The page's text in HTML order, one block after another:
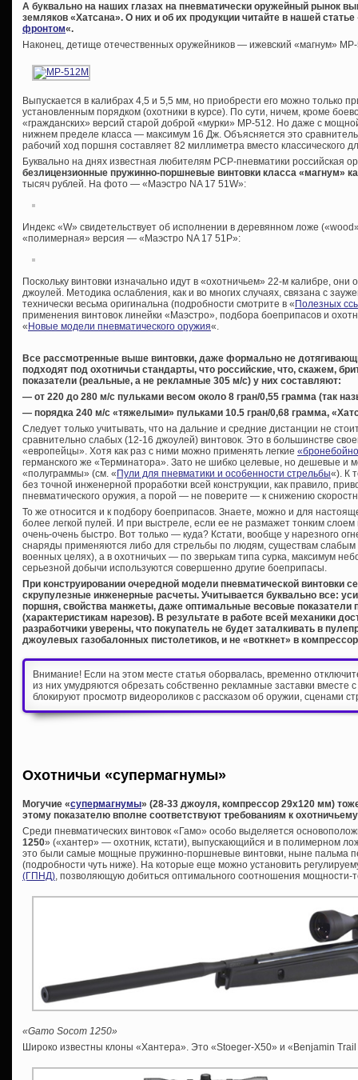
А буквально на наших глазах на пневматически оружейный рынок
земляков «Хатсана». О них и об их продукции читайте в нашей статье
фронтом«.
Наконец, детище отечественных оружейников — ижевский «магнум»
Выпускается в калибрах 4,5 и 5,5 мм, но приобрести его можно только
установленным порядком (охотники в курсе). По сути, ничем, кроме
«гражданских» версий старой доброй «мурки» МР-512. Но даже с
нижнем пределе класса — максимум 16 Дж. Объясняется это
рабочий ход поршня составляет 82 миллиметра вместо классического
Буквально на днях известная любителям PCP-пневматики российская
безлицензионные пружинно-поршневые винтовки класса «магнум»
тысяч рублей. На фото — «Маэстро NA 17 51W»:
Индекс «W» свидетельствует об исполнении в деревянном ложе
«полимерная» версия — «Маэстро NA 17 51P»:
Поскольку винтовки изначально идут в «охотничьем» 22-м калибре,
джоулей. Методика ослабления, как и во многих случаях, связана с
технически весьма оригинальна (подробности смотрите в « Полезных
применения винтовок линейки «Маэстро», подбора боеприпасов и
« Новые модели пневматического оружия«.
Все рассмотренные выше винтовки, даже формально не
подходят под охотничьи стандарты, что российские, что, скажем,
показатели (реальные, а не рекламные 305 м/с) у них составляют:
— от 220 до 280 м/с пульками весом около 8 гран/0,55 грамма (так
— порядка 240 м/с «тяжелыми» пульками 10.5 гран/0,68 грамма,
Следует только учитывать, что на дальние и средние дистанции не
сравнительно слабых (12-16 джоулей) винтовок. Это в большинстве
«европейцы». Хотя как раз с ними можно применять легкие
германского же «Терминатора». Зато не шибко целевые, но дешевые и
«полуграммы» (см. « Пули для пневматики и особенности стрельбы«). К
без точной инженерной проработки всей конструкции, как правило,
пневматического оружия, а порой — не поверите — к снижению
То же относится и к подбору боеприпасов. Знаете, можно и для
более легкой пулей. И при выстреле, если ее не размажет тонким
очень-очень быстро. Вот только — куда? Кстати, вообще у нарезного
снаряды применяются либо для стрельбы по людям, существам слабым
военных целях), а в охотничьих — по зверькам типа сурка, максимум
серьезной добычи используются совершенно другие боеприпасы.
При конструировании очередной модели пневматической винтовки
скрупулезные инженерные расчеты. Учитывается буквально все:
поршня, свойства манжеты, даже оптимальные весовые показатели
(характеристикам нарезов). В результате в работе всей механики
разработчики уверены, что покупатель не будет заталкивать в
джоулевых газобалонных пистолетиков, и не «воткнет» в
Внимание! Если на этом месте статья оборвалась, временно
из них умудряются обрезать собственно рекламные заставки вместе
блокируют просмотр видеороликов с рассказом об оружии, сценами
Охотничьи «супермагнумы»
Могучие «супермагнумы» (28-33 джоуля, компрессор 29х120 мм)
этому показателю вполне соответствуют требованиям к
Среди пневматических винтовок «Гамо» особо выделяется
1250» («хантер» — охотник, кстати), выпускающийся и в полимерном
это были самые мощные пружинно-поршневые винтовки, ныне пальма
(подробности чуть ниже). На которые еще можно установить
(ГПНД), позволяющую добиться оптимального соотношения мощности-
«Gamo Socom 1250»
Широко известны клоны «Хантера». Это «Stoeger-X50» и «Benjamin